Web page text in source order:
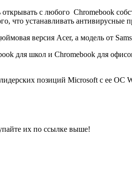
с любого Chromebook
что устанавливать
версия Acer, а модель от
для школ и Chromebook для
позиций Microsoft с ее ОС
их по ссылке выше!